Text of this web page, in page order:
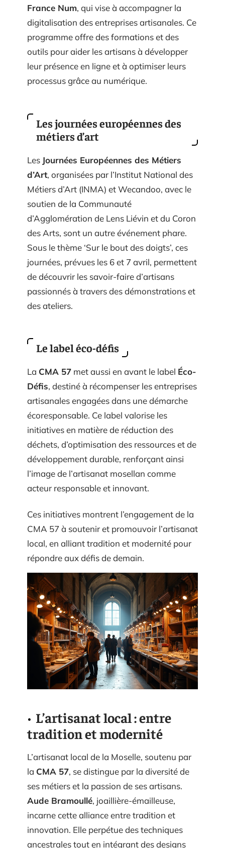
France Num, qui vise à accompagner la
digitalisation des entreprises artisanales. Ce
programme offre des formations et des
outils pour aider les artisans à développer
leur présence en ligne et à optimiser leurs
processus grâce au numérique.
Les journées européennes des
métiers d’art
Les Journées Européennes des Métiers
d’Art, organisées par l’Institut National des
Métiers d’Art (INMA) et Wecandoo, avec le
soutien de la Communauté
d’Agglomération de Lens Liévin et du Coron
des Arts, sont un autre événement phare.
Sous le thème ‘Sur le bout des doigts’, ces
journées, prévues les 6 et 7 avril, permettent
de découvrir les savoir-faire d’artisans
passionnés à travers des démonstrations et
des ateliers.
Le label éco-défis
La CMA 57 met aussi en avant le label Éco-
Défis, destiné à récompenser les entreprises
artisanales engagées dans une démarche
écoresponsable. Ce label valorise les
initiatives en matière de réduction des
déchets, d’optimisation des ressources et de
développement durable, renforçant ainsi
l’image de l’artisanat mosellan comme
acteur responsable et innovant.
Ces initiatives montrent l’engagement de la
CMA 57 à soutenir et promouvoir l’artisanat
local, en alliant tradition et modernité pour
répondre aux défis de demain.
L’artisanat local : entre
tradition et modernité
L’artisanat local de la Moselle, soutenu par
la CMA 57, se distingue par la diversité de
ses métiers et la passion de ses artisans.
Aude Bramoullé, joaillière-émailleuse,
incarne cette alliance entre tradition et
innovation. Elle perpétue des techniques
ancestrales tout en intégrant des designs